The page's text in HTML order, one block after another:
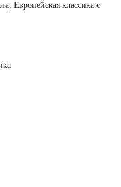
Европейская классика с